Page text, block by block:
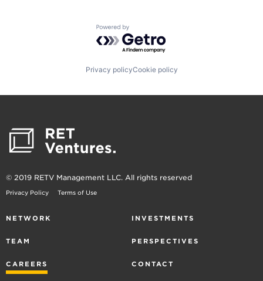
Powered by Getro.com
Privacy policyCookie policy
© 2019 RETV Management LLC. All rights reserved
Privacy Policy Terms of Use
NETWORK INVESTMENTS
TEAM PERSPECTIVES
CAREERS CONTACT